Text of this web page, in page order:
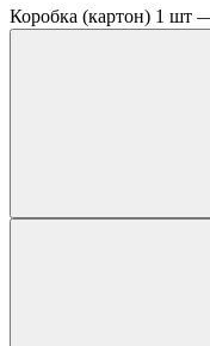
Коробка (картон) 1 шт